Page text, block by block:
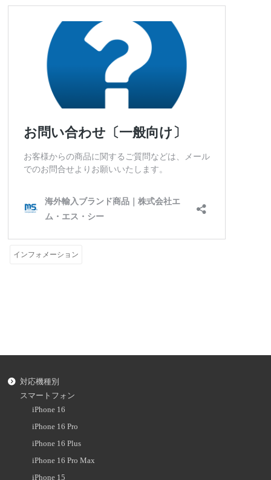
インフォメーション
対応機種別
スマートフォン
iPhone 16
iPhone 16 Pro
iPhone 16 Plus
iPhone 16 Pro Max
iPhone 15